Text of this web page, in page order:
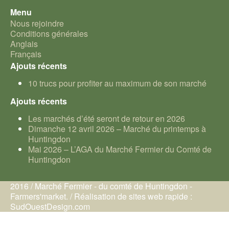
Menu
Nous rejoindre
Conditions générales
Anglais
Français
Ajouts récents
10 trucs pour profiter au maximum de son marché
Ajouts récents
Les marchés d’été seront de retour en 2026
Dimanche 12 avril 2026 – Marché du printemps à
Huntingdon
Mai 2026 – L’AGA du Marché Fermier du Comté de
Huntingdon
2016 / Marché Fermier - du comté de Huntingdon -
Farmers'market. / Réalisation de sites web rapide :
SudOuestDesign.com